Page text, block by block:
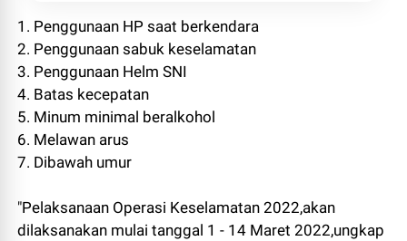
1. Penggunaan HP saat berkendara
2. Penggunaan sabuk keselamatan
3. Penggunaan Helm SNI
4. Batas kecepatan
5. Minum minimal beralkohol
6. Melawan arus
7. Dibawah umur
"Pelaksanaan Operasi Keselamatan 2022,akan
dilaksanakan mulai tanggal 1 - 14 Maret 2022,ungkap